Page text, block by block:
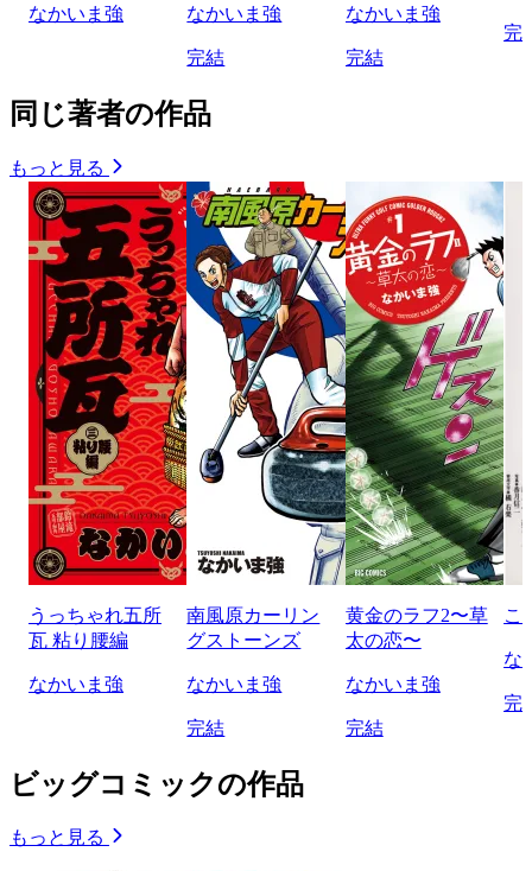
なかいま強 なかいま強
完結
なかいま強
完結
完
同じ著者の作品
もっと見る
うっちゃれ五所
瓦 粘り腰編
なかいま強
南風原カーリン
グストーンズ
なかいま強
完結
黄金のラフ2〜草
太の恋〜
なかいま強
完結
こ
な
完
ビッグコミックの作品
もっと見る